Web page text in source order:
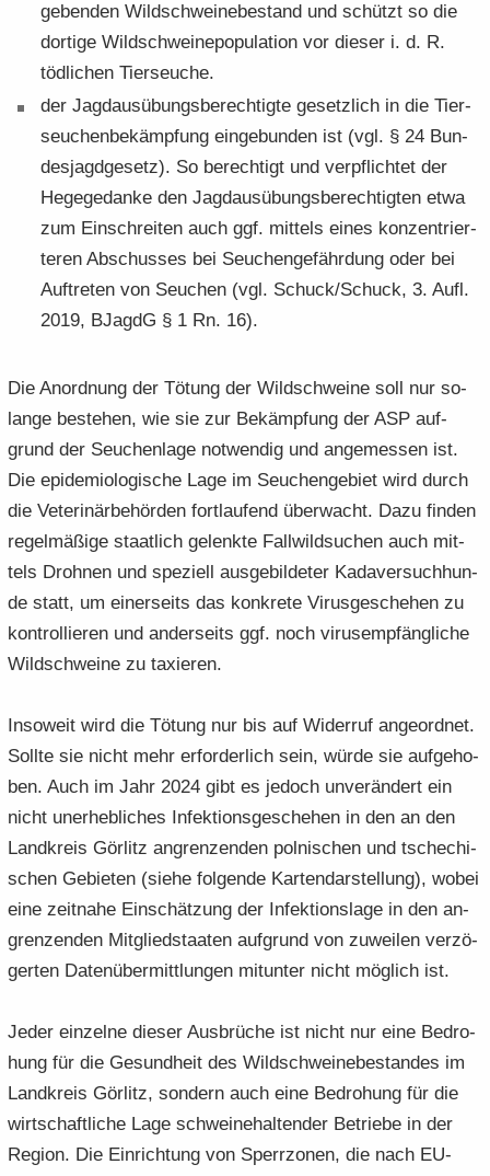
ge­ben­den Wild­schwei­ne­be­stand und schützt so die
dor­ti­ge Wild­schweine­po­pu­la­ti­on vor die­ser i. d. R.
töd­li­chen Tier­seu­che.
der Jagd­aus­übungs­be­rech­tig­te ge­setz­lich in die Tier­
seu­chen­be­kämp­fung ein­ge­bun­den ist (vgl. § 24 Bun­
des­jagd­ge­setz). So be­rech­tigt und ver­pflich­tet der
He­ge­ge­dan­ke den Jagd­aus­übungs­be­rech­tig­ten etwa
zum Ein­schrei­ten auch ggf. mit­tels eines kon­zen­trier­
te­ren Ab­schus­ses bei Seu­chen­ge­fähr­dung oder bei
Auf­tre­ten von Seu­chen (vgl. Schuck/Schuck, 3. Aufl.
2019, BJagdG § 1 Rn. 16).
Die An­ord­nung der Tö­tung der Wild­schwei­ne soll nur so­
lan­ge be­stehen, wie sie zur Be­kämp­fung der ASP auf­
grund der Seu­chen­la­ge not­wen­dig und an­ge­mes­sen ist.
Die epi­de­mio­lo­gi­sche Lage im Seu­chen­ge­biet wird durch
die Ve­te­ri­när­be­hör­den fort­lau­fend über­wacht. Dazu fin­den
re­gel­mä­ßi­ge staat­lich ge­lenk­te Fall­wild­su­chen auch mit­
tels Droh­nen und spe­zi­ell aus­ge­bil­de­ter Ka­da­ver­such­hun­
de statt, um ei­ner­seits das kon­kre­te Vi­rus­ge­sche­hen zu
kon­trol­lie­ren und an­der­seits ggf. noch vi­rus­emp­fäng­li­che
Wild­schwei­ne zu ta­xie­ren.
In­so­weit wird die Tö­tung nur bis auf Wi­der­ruf an­ge­ord­net.
Soll­te sie nicht mehr er­for­der­lich sein, würde sie auf­ge­ho­
ben. Auch im Jahr 2024 gibt es je­doch un­ver­än­dert ein
nicht un­er­heb­li­ches In­fek­ti­ons­ge­sche­hen in den an den
Land­kreis Gör­litz an­gren­zen­den pol­ni­schen und tsche­chi­
schen Ge­bie­ten (siehe fol­gen­de Kar­ten­dar­stel­lung), wobei
eine zeit­na­he Ein­schät­zung der In­fek­ti­ons­la­ge in den an­
gren­zen­den Mit­glied­staa­ten auf­grund von zu­wei­len ver­zö­
ger­ten Da­ten­über­mitt­lun­gen mit­un­ter nicht mög­lich ist.
Jeder ein­zel­ne die­ser Aus­brü­che ist nicht nur eine Be­dro­
hung für die Ge­sund­heit des Wild­schwei­ne­be­stan­des im
Land­kreis Gör­litz, son­dern auch eine Be­dro­hung für die
wirt­schaft­li­che Lage schwei­ne­hal­ten­der Be­trie­be in der
Re­gi­on. Die Ein­rich­tung von Sperr­zo­nen, die nach EU-​